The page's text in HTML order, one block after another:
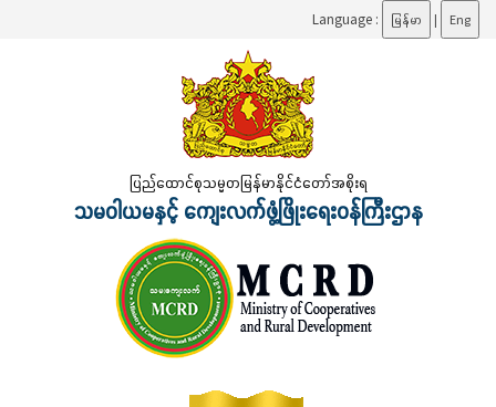
Language : မြန်မာ | Eng
ပြည်ထောင်စုသမ္မတမြန်မာနိုင်ငံတော်အစိုးရ
သမဝါယမနှင့် ကျေးလက်ဖွံ့ဖြိုးရေးဝန်ကြီးဌာန